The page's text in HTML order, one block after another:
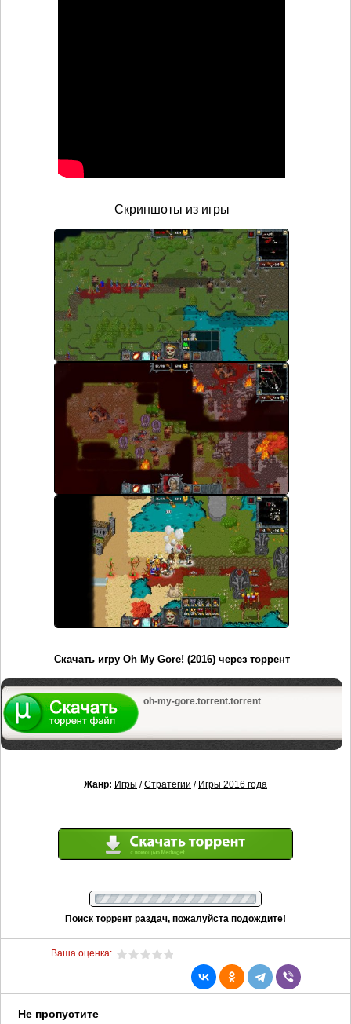
Скриншоты из игры
Скачать игру Oh My Gore! (2016) через торрент
oh-my-gore.torrent.torrent
Жанр: Игры /Стратегии / Игры 2016 года
Поиск торрент раздач, пожалуйста подождите!
Ваша оценка:
Не пропустите